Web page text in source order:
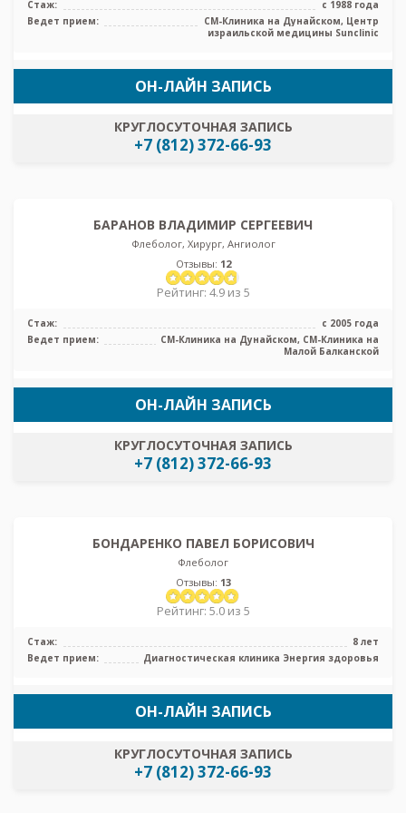
Стаж:
с 1988 года
Ведет прием:
СМ-Клиника на Дунайском, Центр
израильской медицины Sunclinic
ОН-ЛАЙН ЗАПИСЬ
КРУГЛОСУТОЧНАЯ ЗАПИСЬ
+7 (812) 372-66-93
БАРАНОВ ВЛАДИМИР СЕРГЕЕВИЧ
Флеболог, Хирург, Ангиолог
Отзывы: 12
Рейтинг: 4.9 из 5
Стаж:
с 2005 года
Ведет прием:
СМ-Клиника на Дунайском, СМ-Клиника на
Малой Балканской
ОН-ЛАЙН ЗАПИСЬ
КРУГЛОСУТОЧНАЯ ЗАПИСЬ
+7 (812) 372-66-93
БОНДАРЕНКО ПАВЕЛ БОРИСОВИЧ
Флеболог
Отзывы: 13
Рейтинг: 5.0 из 5
Стаж:
8 лет
Ведет прием:
Диагностическая клиника Энергия здоровья
ОН-ЛАЙН ЗАПИСЬ
КРУГЛОСУТОЧНАЯ ЗАПИСЬ
+7 (812) 372-66-93